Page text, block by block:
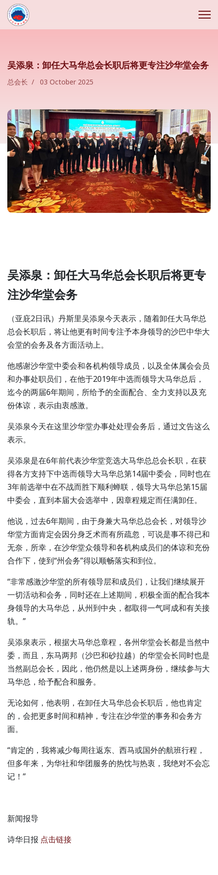
吴添泉：卸任大马华总会长职后将更专注沙华堂会务
总会长 03 October 2025
吴添泉：卸任大马华总会长职后将更专
注沙华堂会务
（亚庇2日讯）丹斯里吴添泉今天表示，随着卸任大马华总
总会长职后，将让他更有时间专注予本身领导的沙巴中华大
会堂的会务及各方面活动上。
他感谢沙华堂中委会和各机构领导成员，以及全体属会会员
和办事处职员们，在他于2019年中选而领导大马华总后，
迄今的两届6年期间，所给予的全面配合、全力支持以及充
份体谅，表示由衷感激。
吴添泉今天在这里沙华堂办事处处理会务后，通过文告这么
表示。
吴添泉是在6年前代表沙华堂竞选大马华总总会长职，在获
得各方支持下中选而领导大马华总第14届中委会，同时也在
3年前选举中在不战而胜下顺利蝉联，领导大马华总第15届
中委会，直到本届大会选举中，因章程规定而任满卸任。
他说，过去6年期间，由于身兼大马华总总会长，对领导沙
华堂方面肯定会因分身乏术而有所疏忽，可说是事不得已和
无奈，所幸，在沙华堂众领导和各机构成员们的体谅和充份
合作下，使到“州会务”得以顺畅落实和到位。
“非常感激沙华堂的所有领导层和成员们，让我们继续展开
一切活动和会务，同时还在上述期间，积极全面的配合我本
身领导的大马华总，从州到中央，都取得一气呵成和有关接
轨。”
吴添泉表示，根据大马华总章程，各州华堂会长都是当然中
委，而且，东马两邦（沙巴和砂拉越）的华堂会长同时也是
当然副总会长，因此，他仍然是以上述两身份，继续参与大
马华总，给予配合和服务。
无论如何，他表明，在卸任大马华总会长职后，他也肯定
的，会把更多时间和精神，专注在沙华堂的事务和会务方
面。
“肯定的，我将减少每周往返东、西马或国外的航班行程，
但多年来，为华社和华团服务的热忱与热衷，我绝对不会忘
记！”
新闻报导
诗华日报 点击链接